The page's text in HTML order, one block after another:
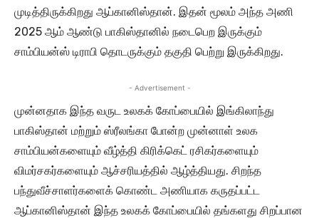
முடித்திருக்கிறது ஆப்கானிஸ்தான். இதன் மூலம் அந்த அணி
2025 ஆம் ஆண்டு பாகிஸ்தானில் நடைபெற இருக்கும்
சாம்பியன்ஸ் டிராபி தொடருக்கும் தகுதி பெற்று இருக்கிறது.
- Advertisement -
முன்னதாக இந்த வருட உலகக் கோப்பையில் இங்கிலாந்து
பாகிஸ்தான் மற்றும் ஸ்ரீலங்கா போன்ற முன்னாள் உலக
சாம்பியன்களையும் வீழ்த்தி கிரிக்கெட் ரசிகர்களையும்
விமர்சகர்களையும் ஆச்சரியத்தில் ஆழ்த்தியது. சிறந்த
பந்துவீச்சாளர்களைக் கொண்ட அணியாக கருதப்பட்ட
ஆப்கானிஸ்தான் இந்த உலகக் கோப்பையில் தங்களது சிறப்பான